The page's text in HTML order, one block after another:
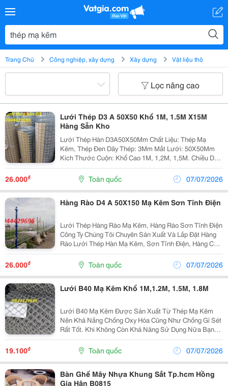
Trang Chủ Công nghiệp, xây dựng Xây dựng Vật liệu thô
Lọc nâng cao
Lưới Thép D3 A 50X50 Khổ 1M, 1.5M X15M
Hàng Sẵn Kho
Lưới Thép Hàn D3A50X50Mm Chất Liệu: Thép Mạ
Kẽm, Thép Đen Dây Thép: 3Mm Mắt Lưới: 50X50Mm
Kích Thước Cuộn: Khổ Cao 1M, 1,2M, 1,5M. Chiều Dài
Cuộn: 15M/ Cuộn, 20M/ Cuộn, 30M/ Cuộn Hàng Luôn Có
Sẵn Kho, Liên Hệ Mua Hàng Để Được Vân Chuyển Miễn
26.000₫ Toàn quốc 07/07/2026
Hàng Rào D4 A 50X150 Mạ Kẽm Sơn Tĩnh Điện
Lưới Thép Hàng Rào Mạ Kẽm, Hàng Rào Sơn Tĩnh Điện
Công Ty Chúng Tôi Chuyên Sản Xuất Và Lắp Đặt Hàng
Rào Lưới Thép Hàn Mạ Kẽm, Sơn Tĩnh Điện, Hàng Chất
Lượng, Giá Cả Cạnh Tranh. Hàng Rào Lưới Thép Mạ
Kẽm Được Làm Bằng Những Dây Thép Kéo Nguội
Cường Độ...
26.000₫ Toàn quốc 07/07/2026
Lưới B40 Mạ Kẽm Khổ 1M,1.2M, 1.5M, 1.8M
Lưới B40 Mạ Kẽm Được Sản Xuất Từ Thép Mạ Kẽm
Nên Khả Nắng Chống Oxy Hóa Cũng Như Chống Gỉ Sét
Rất Tốt. Khi Không Còn Khả Năng Sử Dụng Nữa Bạn
Có Thể Thu Gọn Lại Và Để Vào Trong Kho Hoặc Tái Sử
Dụng Vào Các Mục Đích Khác. Sử Dụng Lưới B40
19.100₫ Toàn quốc 07/07/2026
Bàn Ghế Mây Nhựa Khung Sắt Tp.hcm Hồng
Gia Hân B0815